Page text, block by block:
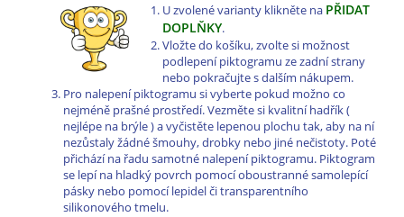
U zvolené varianty klikněte na PŘIDAT
DOPLŇKY.
Vložte do košíku, zvolte si možnost
podlepení piktogramu ze zadní strany
nebo pokračujte s dalším nákupem.
Pro nalepení piktogramu si vyberte pokud možno co
nejméně prašné prostředí. Vezměte si kvalitní hadřík (
nejlépe na brýle ) a vyčistěte lepenou plochu tak, aby na ní
nezůstaly žádné šmouhy, drobky nebo jiné nečistoty. Poté
přichází na řadu samotné nalepení piktogramu. Piktogram
se lepí na hladký povrch pomocí oboustranné samolepící
pásky nebo pomocí lepidel či transparentního
silikonového tmelu.